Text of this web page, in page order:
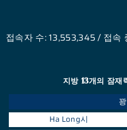
접속자 수: 13,553,345 / 접속
지방 13개의 잠재
Ha Long시